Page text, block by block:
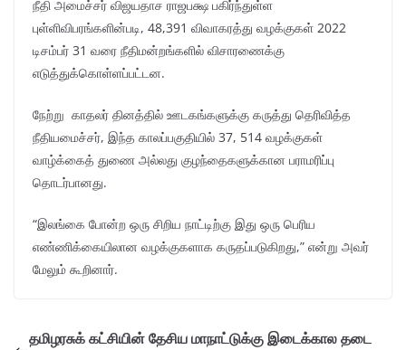
நீதி அமைச்சர் விஜயதாச ராஜபக்ஷ பகிர்ந்துள்ள
புள்ளிவிபரங்களின்படி, 48,391 விவாகரத்து வழக்குகள் 2022
டிசம்பர் 31 வரை நீதிமன்றங்களில் விசாரணைக்கு
எடுத்துக்கொள்ளப்பட்டன.
நேற்று காதலர் தினத்தில் ஊடகங்களுக்கு கருத்து தெரிவித்த
நீதியமைச்சர், இந்த காலப்பகுதியில் 37, 514 வழக்குகள்
வாழ்க்கைத் துணை அல்லது குழந்தைகளுக்கான பராமரிப்பு
தொடர்பானது.
“இலங்கை போன்ற ஒரு சிறிய நாட்டிற்கு இது ஒரு பெரிய
எண்ணிக்கையிலான வழக்குகளாக கருதப்படுகிறது,” என்று அவர்
மேலும் கூறினார்.
தமிழரசுக் கட்சியின் தேசிய மாநாட்டுக்கு இடைக்கால தடை